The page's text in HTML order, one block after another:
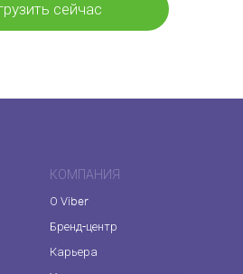
сейчас
КОМПАНИЯ
О Viber
Бренд-центр
Карьера